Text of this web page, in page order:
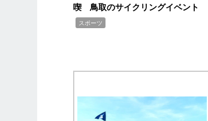
喫 鳥取のサイクリングイベント
スポーツ